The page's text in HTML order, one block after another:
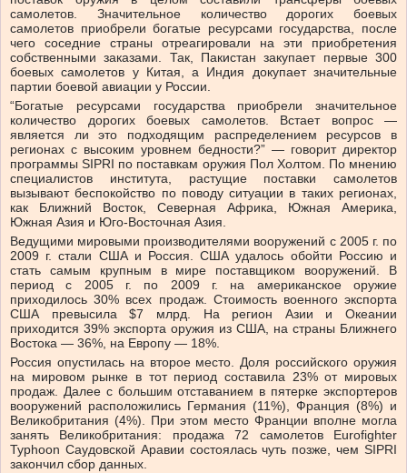
самолетов. Значительное количество дорогих боевых
самолетов приобрели богатые ресурсами государства, после
чего соседние страны отреагировали на эти приобретения
собственными заказами. Так, Пакистан закупает первые 300
боевых самолетов у Китая, а Индия докупает значительные
партии боевой авиации у России.
“Богатые ресурсами государства приобрели значительное
количество дорогих боевых самолетов. Встает вопрос —
является ли это подходящим распределением ресурсов в
регионах с высоким уровнем бедности?” — говорит директор
программы SIPRI по поставкам оружия Пол Холтом. По мнению
специалистов института, растущие поставки самолетов
вызывают беспокойство по поводу ситуации в таких регионах,
как Ближний Восток, Северная Африка, Южная Америка,
Южная Азия и Юго-Восточная Азия.
Ведущими мировыми производителями вооружений с 2005 г. по
2009 г. стали США и Россия. США удалось обойти Россию и
стать самым крупным в мире поставщиком вооружений. В
период с 2005 г. по 2009 г. на американское оружие
приходилось 30% всех продаж. Стоимость военного экспорта
США превысила $7 млрд. На регион Азии и Океании
приходится 39% экспорта оружия из США, на страны Ближнего
Востока — 36%, на Европу — 18%.
Россия опустилась на второе место. Доля российского оружия
на мировом рынке в тот период составила 23% от мировых
продаж. Далее с большим отставанием в пятерке экспортеров
вооружений расположились Германия (11%), Франция (8%) и
Великобритания (4%). При этом место Франции вполне могла
занять Великобритания: продажа 72 самолетов Eurofighter
Typhoon Саудовской Аравии состоялась чуть позже, чем SIPRI
закончил сбор данных.